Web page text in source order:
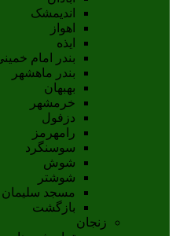
انديمشک
اهواز
ايذه
بندر امام خميني
بندر ماهشهر
بهبهان
خرمشهر
دزفول
رامهرمز
سوسنگرد
شوش
شوشتر
مسجد سليمان
بازگشت
زنجان